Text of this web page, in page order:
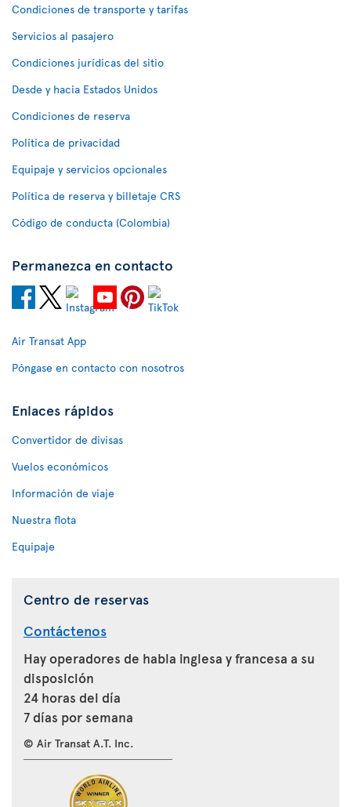
Condiciones de transporte y tarifas
Servicios al pasajero
Condiciones jurídicas del sitio
Desde y hacia Estados Unidos
Condiciones de reserva
Política de privacidad
Equipaje y servicios opcionales
Política de reserva y billetaje CRS
Código de conducta (Colombia)
Permanezca en contacto
Air Transat App
Póngase en contacto con nosotros
Enlaces rápidos
Convertidor de divisas
Vuelos económicos
Información de viaje
Nuestra flota
Equipaje
Centro de reservas
Contáctenos
Hay operadores de habla inglesa y francesa a su
disposición
24 horas del día
7 días por semana
© Air Transat A.T. Inc.